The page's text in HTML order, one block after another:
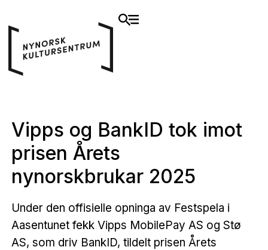
Vipps og BankID tok imot
prisen Årets
nynorskbrukar 2025
Under den offisielle opninga av Festspela i
Aasentunet fekk Vipps MobilePay AS og Stø
AS, som driv BankID, tildelt prisen Årets